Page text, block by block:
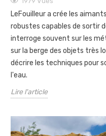
LeFouilleur a crée les
robustes capables de sortir
interroge souvent sur les
sur la berge des objets très
décrire les techniques pour
l'eau.
Lire l'article